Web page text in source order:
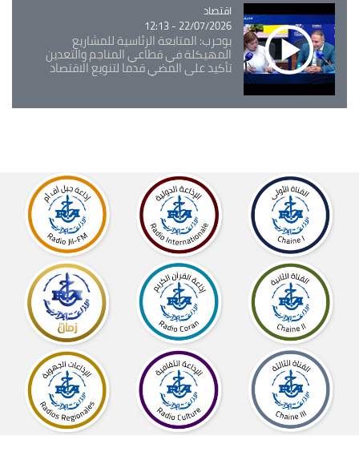
Catégorie
اقتصاد
22/07/2026 - 12:13
بوحرب: المتابعة الرئاسية للمشاريع
المهيكلة في قطاعي المناجم والتعدين
تأكيد على المضي قدما لتنويع الاقتصاد